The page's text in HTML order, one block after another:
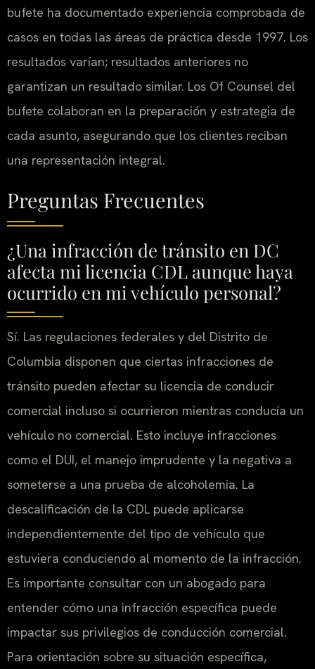
bufete ha documentado experiencia comprobada de
casos en todas las áreas de práctica desde 1997. Los
resultados varían; resultados anteriores no
garantizan un resultado similar. Los Of Counsel del
bufete colaboran en la preparación y estrategia de
cada asunto, asegurando que los clientes reciban
una representación integral.
Preguntas Frecuentes
¿Una infracción de tránsito en DC
afecta mi licencia CDL aunque haya
ocurrido en mi vehículo personal?
Sí. Las regulaciones federales y del Distrito de
Columbia disponen que ciertas infracciones de
tránsito pueden afectar su licencia de conducir
comercial incluso si ocurrieron mientras conducía un
vehículo no comercial. Esto incluye infracciones
como el DUI, el manejo imprudente y la negativa a
someterse a una prueba de alcoholemia. La
descalificación de la CDL puede aplicarse
independientemente del tipo de vehículo que
estuviera conduciendo al momento de la infracción.
Es importante consultar con un abogado para
entender cómo una infracción específica puede
impactar sus privilegios de conducción comercial.
Para orientación sobre su situación específica,